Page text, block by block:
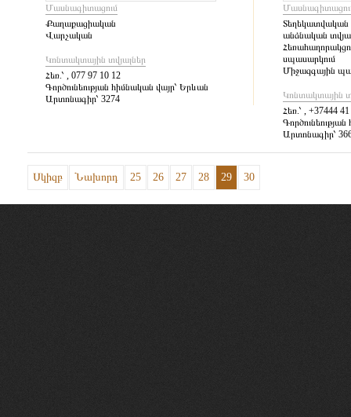
Մասնագիտացում
Քաղաքացիական
Վարչական
Կոնտակտային տվյալներ
Հեռ.՝ , 077 97 10 12
Գործունեության հիմնական վայր՝ Երևան
Արտոնագիր՝ 3274
Տեղեկատվական
անձնական
սպասարկում
Միջազգային
Կոնտակտային
Հեռ.՝ , +37444
Արտոնագիր՝
Սկիզբ Նախորդ 25 26 27 28 29 30